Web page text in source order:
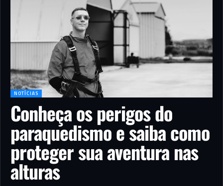
NOTÍCIAS
Conheça os perigos do
paraquedismo e saiba como
proteger sua aventura nas
alturas